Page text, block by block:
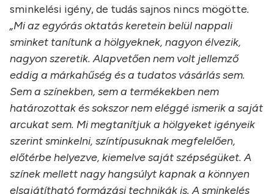
sminkelési igény, de tudás sajnos nincs mögötte.
„Mi az egyórás oktatás keretein belül nappali
sminket tanítunk a hölgyeknek, nagyon élvezik,
nagyon szeretik. Alapvetően nem volt jellemző
eddig a márkahűség és a tudatos vásárlás sem.
Sem a színekben, sem a termékekben nem
határozottak és sokszor nem eléggé ismerik a saját
arcukat sem. Mi megtanítjuk a hölgyeket igényeik
szerint sminkelni, színtípusuknak megfelelően,
előtérbe helyezve, kiemelve saját szépségüket. A
színek mellett nagy hangsúlyt kapnak a könnyen
elsajátítható formázási technikák is. A sminkelés